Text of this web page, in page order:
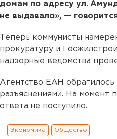
домам по адресу ул.
не выдавало», —
Теперь коммунисты
прокуратуру и
надзорные ведомства
Агентство ЕАН обратилось
разъяснениями. На момент
ответа не поступило.
Экономика Общество